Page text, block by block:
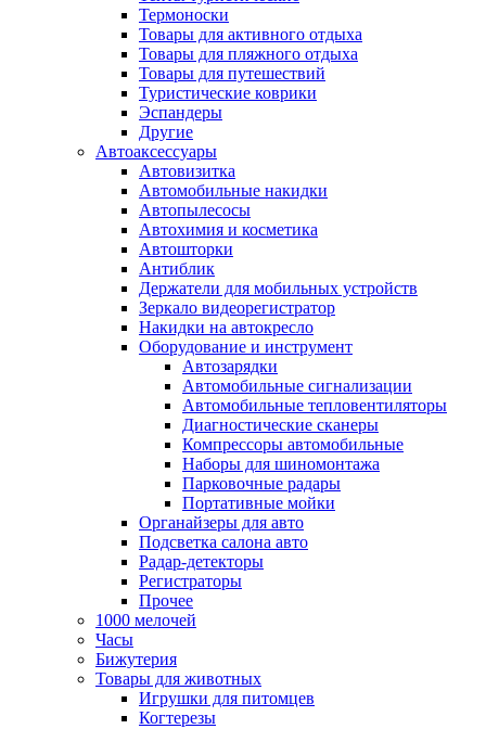
Термоноски
Товары для активного отдыха
Товары для пляжного отдыха
Товары для путешествий
Туристические коврики
Эспандеры
Другие
Автоаксессуары
Автовизитка
Автомобильные накидки
Автопылесосы
Автохимия и косметика
Автошторки
Антиблик
Держатели для мобильных устройств
Зеркало видеорегистратор
Накидки на автокресло
Оборудование и инструмент
Автозарядки
Автомобильные сигнализации
Автомобильные тепловентиляторы
Диагностические сканеры
Компрессоры автомобильные
Наборы для шиномонтажа
Парковочные радары
Портативные мойки
Органайзеры для авто
Подсветка салона авто
Радар-детекторы
Регистраторы
Прочее
1000 мелочей
Часы
Бижутерия
Товары для животных
Игрушки для питомцев
Когтерезы